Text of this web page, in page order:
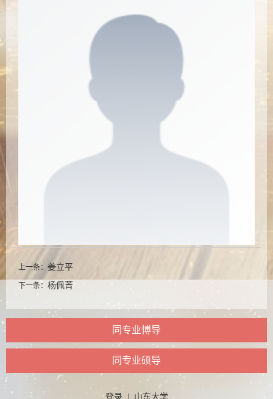
上一条： 姜立平
下一条： 杨佩菁
同专业博导
同专业硕导
登录| 山东大学